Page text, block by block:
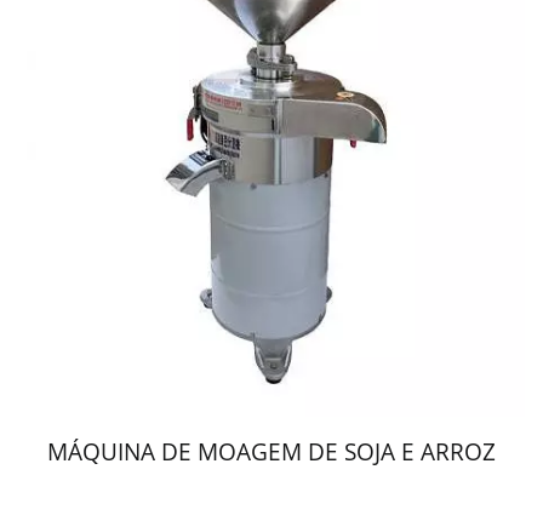
MÁQUINA DE MOAGEM DE SOJA E ARROZ